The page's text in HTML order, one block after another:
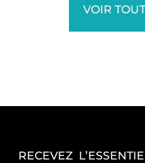
VOIR
RECEVEZ